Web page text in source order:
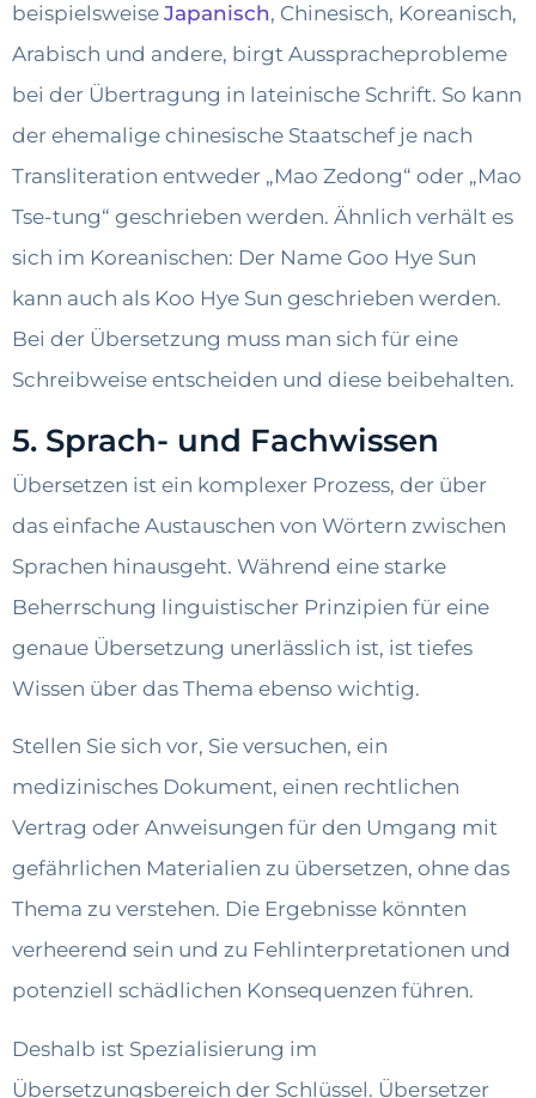
beispielsweise Japanisch, Chinesisch, Koreanisch,
Arabisch und andere, birgt Ausspracheprobleme
bei der Übertragung in lateinische Schrift. So kann
der ehemalige chinesische Staatschef je nach
Transliteration entweder „Mao Zedong“ oder „Mao
Tse-tung“ geschrieben werden. Ähnlich verhält es
sich im Koreanischen: Der Name Goo Hye Sun
kann auch als Koo Hye Sun geschrieben werden.
Bei der Übersetzung muss man sich für eine
Schreibweise entscheiden und diese beibehalten.
5. Sprach- und Fachwissen
Übersetzen ist ein komplexer Prozess, der über
das einfache Austauschen von Wörtern zwischen
Sprachen hinausgeht. Während eine starke
Beherrschung linguistischer Prinzipien für eine
genaue Übersetzung unerlässlich ist, ist tiefes
Wissen über das Thema ebenso wichtig.
Stellen Sie sich vor, Sie versuchen, ein
medizinisches Dokument, einen rechtlichen
Vertrag oder Anweisungen für den Umgang mit
gefährlichen Materialien zu übersetzen, ohne das
Thema zu verstehen. Die Ergebnisse könnten
verheerend sein und zu Fehlinterpretationen und
potenziell schädlichen Konsequenzen führen.
Deshalb ist Spezialisierung im
Übersetzungsbereich der Schlüssel. Übersetzer